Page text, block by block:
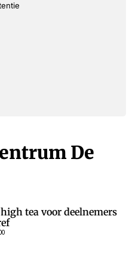
De
tea voor deelnemers